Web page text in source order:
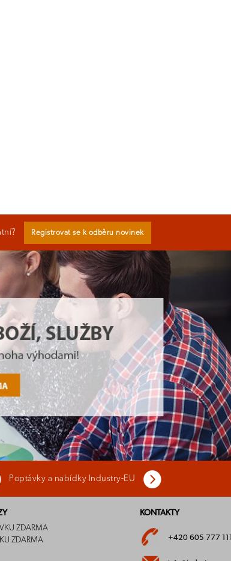
Registrovat se k odběru novinek
Poptávky a nabídky Industry-EU
ZDARMA
ZDARMA
KONTAKTY
+420 605 777 111